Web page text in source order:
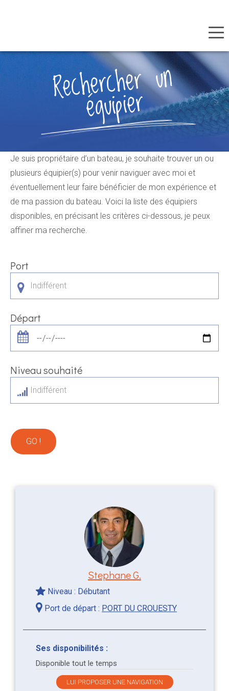
Rechercher
un
équipier
Je suis propriétaire d’un bateau, je souhaite trouver un ou
plusieurs équipier(s) pour venir naviguer avec moi et
éventuellement leur faire bénéficier de mon expérience et
de ma passion du bateau. Voici la liste des équipiers
disponibles, en précisant les critères ci-dessous, je peux
affiner ma recherche.
Port
Indifférent
Départ
Niveau souhaité
Indifférent
Stephane G.
Niveau : Débutant
Port de départ : PORT DU CROUESTY
Ses disponibilités :
Disponible tout le temps
LUI PROPOSER UNE NAVIGATION